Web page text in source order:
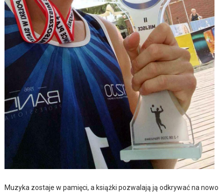
Muzyka zostaje w pamięci, a książki pozwalają ją odkrywać na nowo